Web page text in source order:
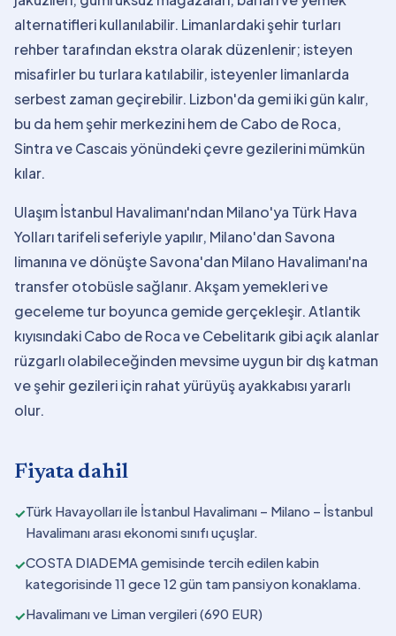
alternatifleri kullanılabilir. Limanlardaki şehir turları
rehber tarafından ekstra olarak düzenlenir; isteyen
misafirler bu turlara katılabilir, isteyenler limanlarda
serbest zaman geçirebilir. Lizbon'da gemi iki gün kalır,
bu da hem şehir merkezini hem de Cabo de Roca,
Sintra ve Cascais yönündeki çevre gezilerini mümkün
kılar.
Ulaşım İstanbul Havalimanı'ndan Milano'ya Türk Hava
Yolları tarifeli seferiyle yapılır, Milano'dan Savona
limanına ve dönüşte Savona'dan Milano Havalimanı'na
transfer otobüsle sağlanır. Akşam yemekleri ve
geceleme tur boyunca gemide gerçekleşir. Atlantik
kıyısındaki Cabo de Roca ve Cebelitarık gibi açık alanlar
rüzgarlı olabileceğinden mevsime uygun bir dış katman
ve şehir gezileri için rahat yürüyüş ayakkabısı yararlı
olur.
Fiyata dahil
✓Türk Havayolları ile İstanbul Havalimanı – Milano – İstanbul
Havalimanı arası ekonomi sınıfı uçuşlar.
✓COSTA DIADEMA gemisinde tercih edilen kabin
kategorisinde 11 gece 12 gün tam pansiyon konaklama.
✓Havalimanı ve Liman vergileri (690 EUR)